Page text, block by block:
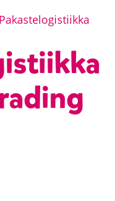
Pakastelogistiikka